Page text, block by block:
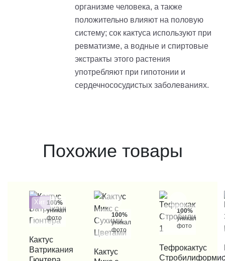
организме человека, а также
положительно влияют на половую
систему; сок кактуса используют при
ревматизме, а водные и спиртовые
экстракты этого растения
употребляют при гипотонии и
сердечнососудистых заболеваниях.
Похожие товары
Хит 100%
уникальные
фото
КУПИТЬ В 1 КЛИК
Кактус
Ватрикания
100%
уникальные
фото
КУПИТЬ В 1 КЛИК
Кактус
100%
уникальные
фото
КУПИТЬ В 1 КЛИК
Тефрокактус
Стробилиформис